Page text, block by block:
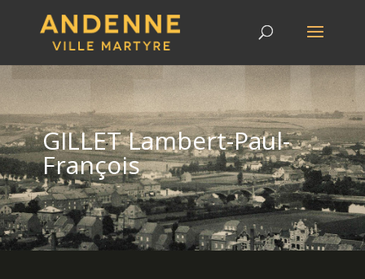
GILLET Lambert-Paul-
François